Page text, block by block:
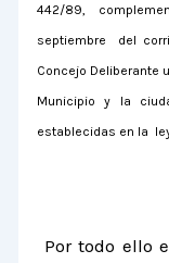
442/89,
septiembre
del
Concejo Deliberante
Municipio y la
establecidas en la
Por todo ello